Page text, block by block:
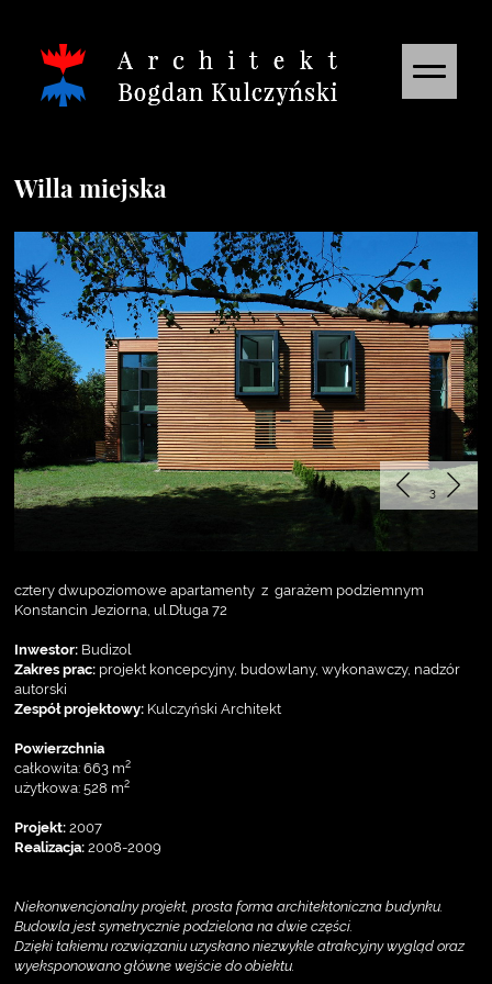
Willa miejska
cztery dwupoziomowe apartamenty z garażem podziemnym
Konstancin Jeziorna, ul.Długa 72
Inwestor: Budizol
Zakres prac: projekt koncepcyjny, budowlany, wykonawczy, nadzór
autorski
Zespół projektowy: Kulczyński Architekt
Powierzchnia
całkowita: 663 m2
użytkowa: 528 m2
Projekt: 2007
Realizacja: 2008-2009
Niekonwencjonalny projekt, prosta forma architektoniczna budynku.
Budowla jest symetrycznie podzielona na dwie części.
Dzięki takiemu rozwiązaniu uzyskano niezwykle atrakcyjny wygląd oraz
wyeksponowano główne wejście do obiektu.
3